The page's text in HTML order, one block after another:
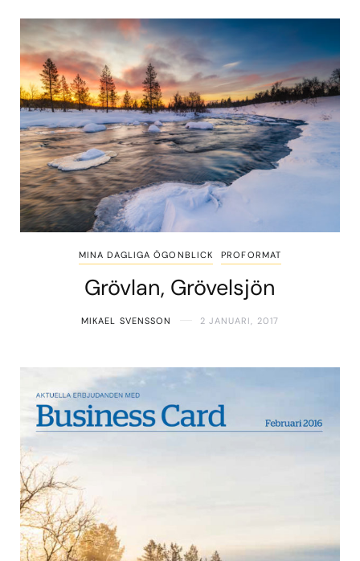
MINA DAGLIGA ÖGONBLICK PROFORMAT
Grövlan, Grövelsjön
MIKAEL SVENSSON 2 JANUARI, 2017